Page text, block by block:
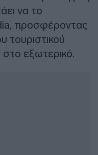
να το
προσφέροντας
τουριστικού
εξωτερικό.